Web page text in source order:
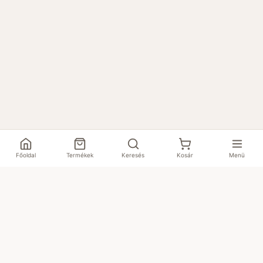
Főoldal Termékek Keresés Kosár Menü